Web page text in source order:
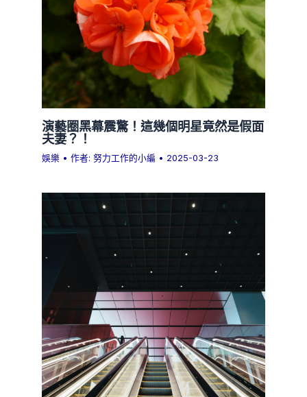
演藝圈黑幕震驚！這幾個明星竟然是假面
夫妻？！
娛樂 • 作者:努力工作的小編 • 2025-03-23